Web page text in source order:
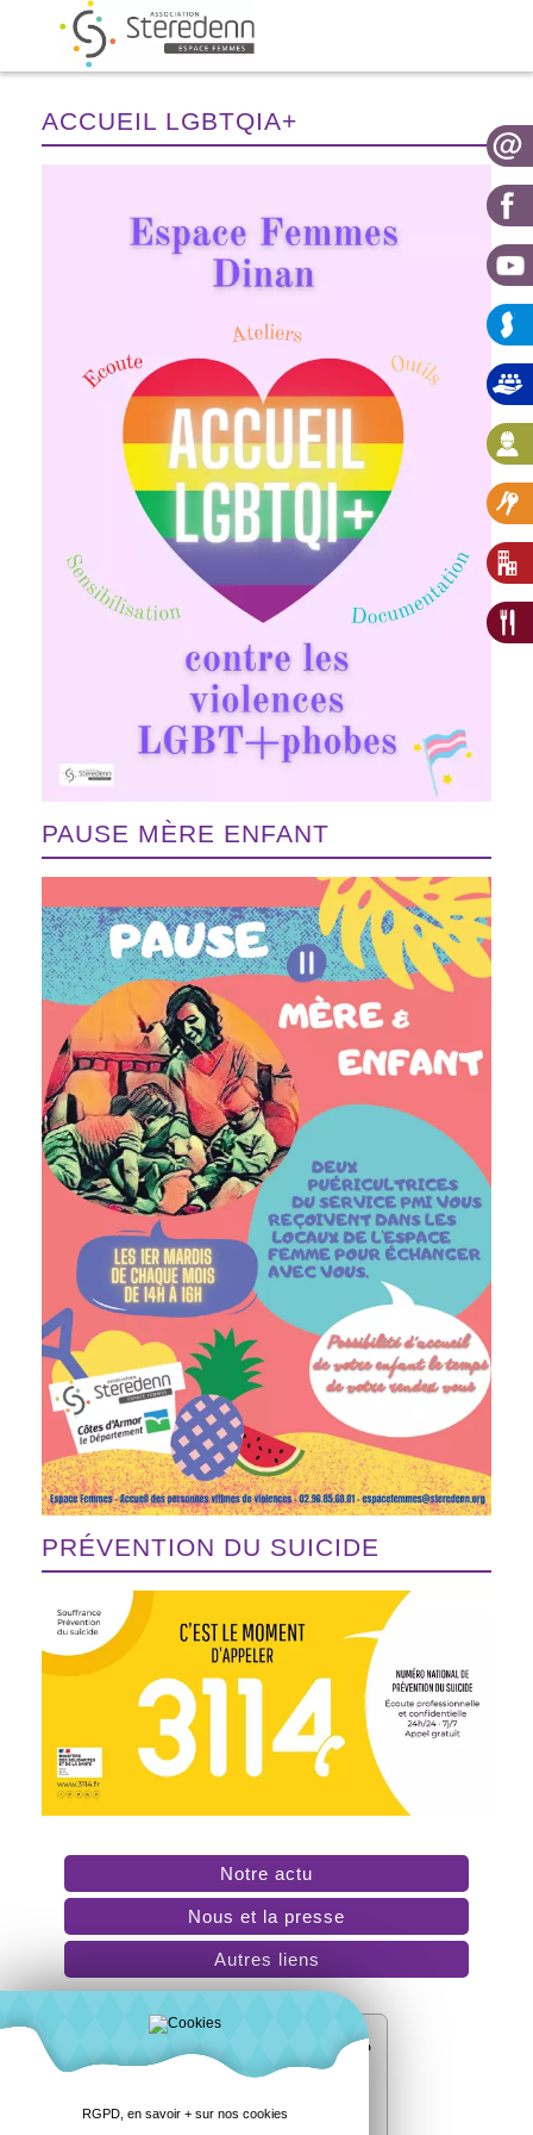
ACCUEIL LGBTQIA+
PAUSE MÈRE ENFANT
PRÉVENTION DU SUICIDE
Notre actu
Nous et la presse
Autres liens
Désolé ! Cette page
est en construction.
Revenez plus tard.
RGPD, en savoir + sur nos cookies